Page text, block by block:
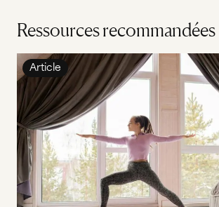
Ressources recommandées
Article